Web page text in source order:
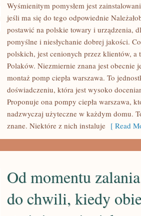
ZAOPATRZONY
BUDYNEK
WOLNOSTOJĄCY
ODPOWIEDNIE
URZĄDZENIA
Wyśmienitym pomysłem jest
jeśli ma się do tego odpowiednie
postawić na polskie towary i urządzenia,
pomyślne i niesłychanie dobrej jakości.
polskich, jest cenionych przez klientów, a
Polaków. Niezmiernie znana jest obecnie
montaż pomp ciepła warszawa. To
doświadczeniu, która jest wysoko
Proponuje ona pompy ciepła warszawa,
nadzwyczaj użyteczne w każdym domu.
znane. Niektóre z nich instaluje [ Read
Od momentu
do chwili, kiedy